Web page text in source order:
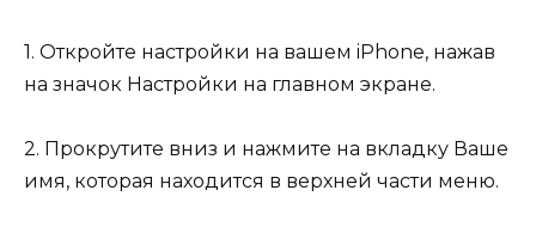
1. Откройте настройки на вашем iPhone, нажав
на значок Настройки на главном экране.
2. Прокрутите вниз и нажмите на вкладку Ваше
имя, которая находится в верхней части меню.